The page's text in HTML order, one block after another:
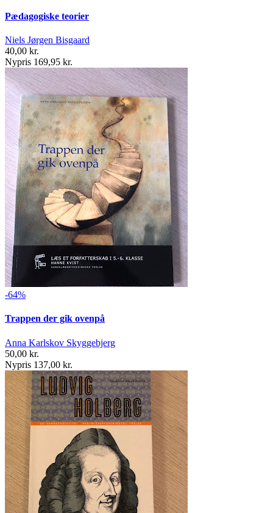
Pædagogiske teorier
Niels Jørgen Bisgaard
40,00 kr.
Nypris 169,95 kr.
-64%
Trappen der gik ovenpå
Anna Karlskov Skyggebjerg
50,00 kr.
Nypris 137,00 kr.